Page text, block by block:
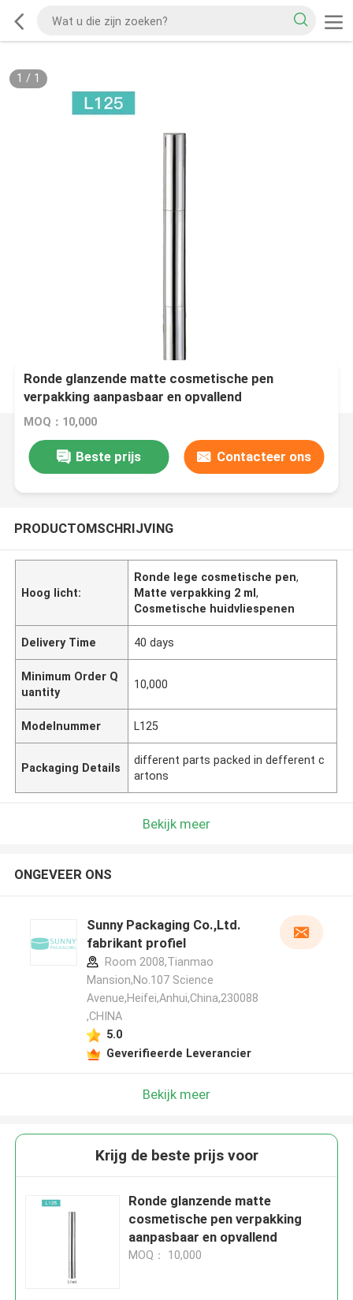
1 / 1
Ronde glanzende matte cosmetische pen
verpakking aanpasbaar en opvallend
MOQ：10,000
Beste prijs Contacteer ons
PRODUCTOMSCHRIJVING
Hoog licht:
Ronde lege cosmetische pen,
Matte verpakking 2 ml,
Cosmetische huidvliespenen
Delivery Time 40 days
Minimum Order Q
uantity
10,000
Modelnummer L125
Packaging Details
different parts packed in defferent c
artons
Bekijk meer
ONGEVEER ONS
Sunny Packaging Co.,Ltd.
fabrikant profiel
Room 2008,Tianmao
Mansion,No.107 Science
Avenue,Heifei,Anhui,China,230088
,CHINA
5.0
Geverifieerde Leverancier
Bekijk meer
Krijg de beste prijs voor
Ronde glanzende matte
cosmetische pen verpakking
aanpasbaar en opvallend
MOQ： 10,000